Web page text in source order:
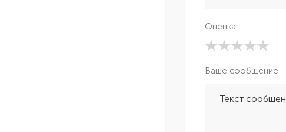
Оценка
Ваше сообщение